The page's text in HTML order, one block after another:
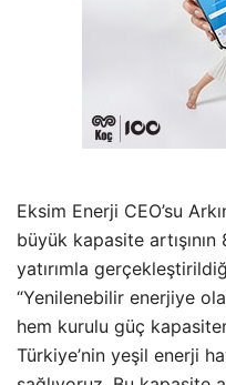
Eksim Enerji CEO’su
büyük kapasite
yatırımla
“Yenilenebilir enerjiye
hem kurulu güç
Türkiye’nin yeşil enerji